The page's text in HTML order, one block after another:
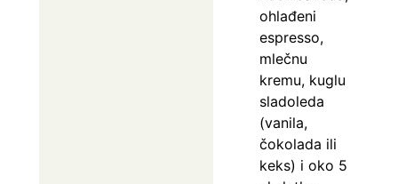
ohlađeni
espresso,
mlečnu
kremu, kuglu
sladoleda
(vanila,
čokolada ili
keks) i oko 5